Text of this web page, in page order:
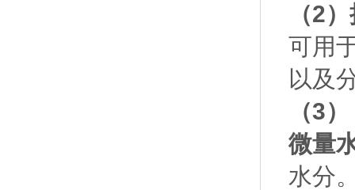
（2
可用
以及
（3
微量
水分